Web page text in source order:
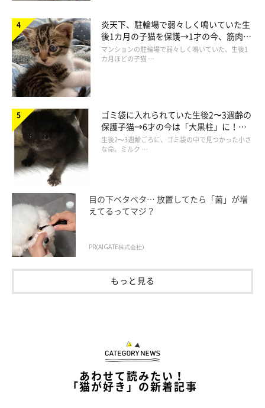
炎天下、駐輪場で弱々しく鳴いていた生
後1カ月の子猫を保護→1才の今、筋肉質
でツンデレなコに成長
マンションの駐輪場で弱々しく鳴いていた、生後1
カ月ほどの子猫 …
ゴミ袋に入れられていた生後2〜3週齢の
保護子猫→6才の今は「大黒柱」に！
美しい黒猫に成長した姿にグッとくる
生後2〜3週齢ごろに、ゴミ袋の中で見つかった小さ
な命。ミルク …
目の下ベタベタ… 放置してたら「菌」が増
えてるってマジ？
PR(AIGATE株式会社)
もっと見る
あわせて読みたい！
「猫が好き」の新着記事